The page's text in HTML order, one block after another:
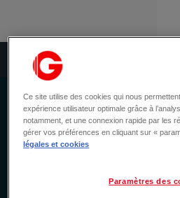
NEWSLETTER
Ne manquez rien de
offre promo & actualité.
Ce site utilise des cookies qui nous
expérience utilisateur optimale grâce à
notamment, et une connexion rapide par les
gérer vos préférences en cliquant sur «
légales et cookies
Paramètres des